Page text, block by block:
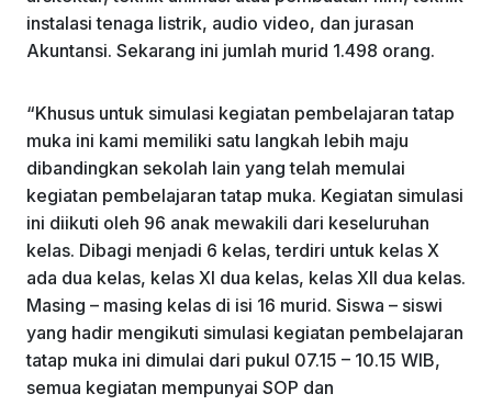
instalasi tenaga listrik, audio video, dan jurasan
Akuntansi. Sekarang ini jumlah murid 1.498 orang.
“Khusus untuk simulasi kegiatan pembelajaran tatap
muka ini kami memiliki satu langkah lebih maju
dibandingkan sekolah lain yang telah memulai
kegiatan pembelajaran tatap muka. Kegiatan simulasi
ini diikuti oleh 96 anak mewakili dari keseluruhan
kelas. Dibagi menjadi 6 kelas, terdiri untuk kelas X
ada dua kelas, kelas XI dua kelas, kelas XII dua kelas.
Masing – masing kelas di isi 16 murid. Siswa – siswi
yang hadir mengikuti simulasi kegiatan pembelajaran
tatap muka ini dimulai dari pukul 07.15 – 10.15 WIB,
semua kegiatan mempunyai SOP dan